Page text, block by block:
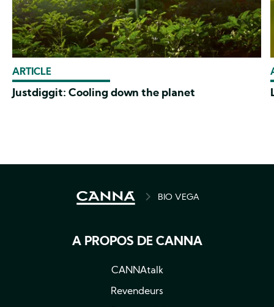
ARTICLE
Justdiggit: Cooling down the planet
BREADCRUMBBIO VEGA
A PROPOS DE CANNA
CANNAtalk
Revendeurs